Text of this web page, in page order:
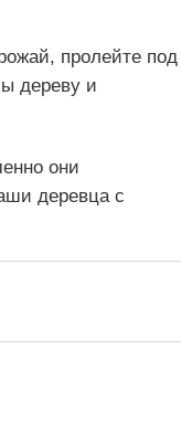
пролейте под
дереву и
они
деревца с